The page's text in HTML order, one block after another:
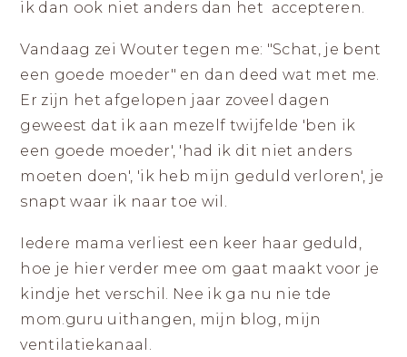
ik dan ook niet anders dan het accepteren.
Vandaag zei Wouter tegen me: "Schat, je bent
een goede moeder" en dan deed wat met me.
Er zijn het afgelopen jaar zoveel dagen
geweest dat ik aan mezelf twijfelde 'ben ik
een goede moeder', 'had ik dit niet anders
moeten doen', 'ik heb mijn geduld verloren', je
snapt waar ik naar toe wil.
Iedere mama verliest een keer haar geduld,
hoe je hier verder mee om gaat maakt voor je
kindje het verschil. Nee ik ga nu nie tde
mom.guru uithangen, mijn blog, mijn
ventilatiekanaal.